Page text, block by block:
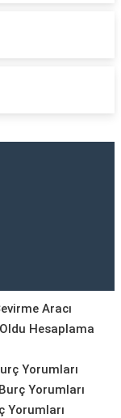
Aracı
Hesaplama
Yorumları
Yorumları
Yorumları